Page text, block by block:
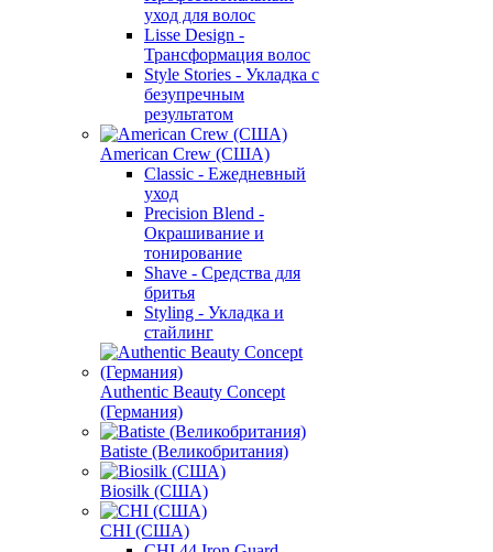
уход для волос
Lisse Design -
Трансформация волос
Style Stories - Укладка с
безупречным
результатом
American Crew (США)
Classic - Ежедневный
уход
Precision Blend -
Окрашивание и
тонирование
Shave - Средства для
бритья
Styling - Укладка и
стайлинг
Authentic Beauty Concept
(Германия)
Batiste (Великобритания)
Biosilk (США)
CHI (США)